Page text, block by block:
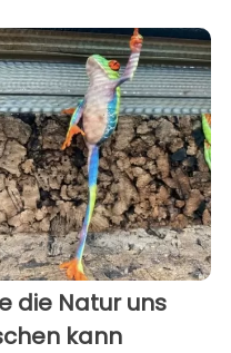
die Natur uns
kann